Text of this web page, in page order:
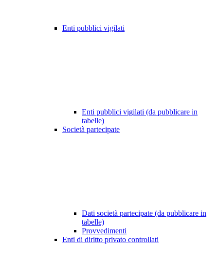
Enti pubblici vigilati
Enti pubblici vigilati (da pubblicare in
tabelle)
Società partecipate
Dati società partecipate (da pubblicare in
tabelle)
Provvedimenti
Enti di diritto privato controllati